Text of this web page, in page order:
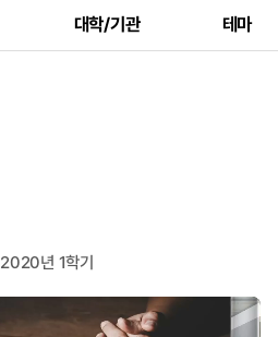
대학/기관 테마
2020년 1학기